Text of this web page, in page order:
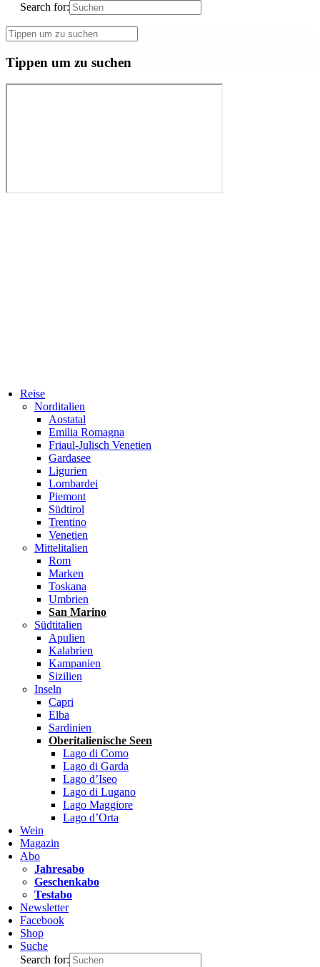
Search for:
Tippen um zu suchen
Reise
Norditalien
Aostatal
Emilia Romagna
Friaul-Julisch Venetien
Gardasee
Ligurien
Lombardei
Piemont
Südtirol
Trentino
Venetien
Mittelitalien
Rom
Marken
Toskana
Umbrien
San Marino
Südtitalien
Apulien
Kalabrien
Kampanien
Sizilien
Inseln
Capri
Elba
Sardinien
Oberitalienische Seen
Lago di Como
Lago di Garda
Lago d’Iseo
Lago di Lugano
Lago Maggiore
Lago d’Orta
Wein
Magazin
Abo
Jahresabo
Geschenkabo
Testabo
Newsletter
Facebook
Shop
Suche
Search for: